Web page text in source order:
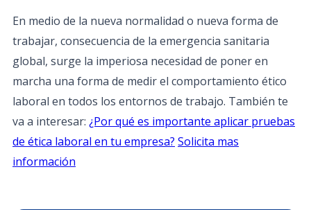
En medio de la nueva normalidad o nueva forma de
trabajar, consecuencia de la emergencia sanitaria
global, surge la imperiosa necesidad de poner en
marcha una forma de medir el comportamiento ético
laboral en todos los entornos de trabajo. También te
va a interesar: ¿Por qué es importante aplicar pruebas
de ética laboral en tu empresa? Solicita mas
información